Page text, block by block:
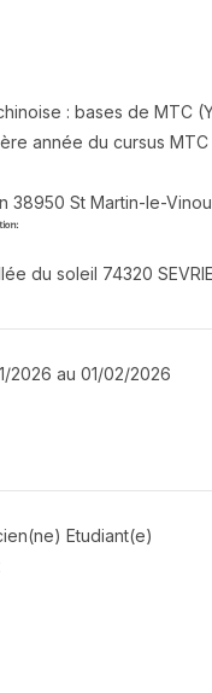
: bases de MTC
année du cursus MTC
38950 St Martin-le-
du soleil 74320
2026 au 01/02/2026
Etudiant(e)